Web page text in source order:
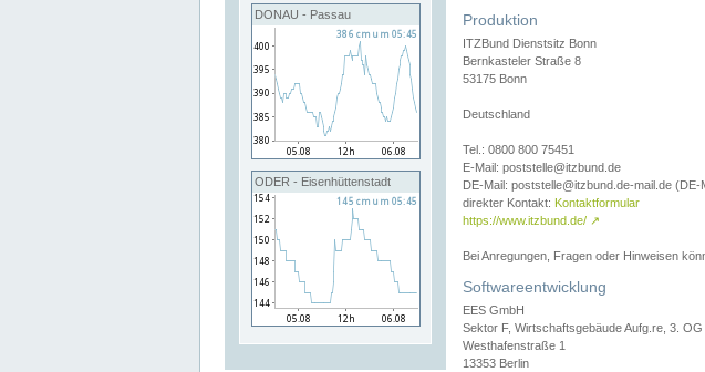
DONAU - Passau
ODER - Eisenhüttenstadt
Produktion
ITZBund Dienstsitz Bonn
Bernkasteler Straße 8
53175 Bonn
Deutschland
Tel.: 0800 800 75451
E-Mail: poststelle@itzbund.de
DE-Mail: poststelle@itzbund.de-mail.de
direkter Kontakt: Kontaktformular
https://www.itzbund.de/ ↗
Bei Anregungen, Fragen oder Hinweisen
Softwareentwicklung
EES GmbH
Sektor F, Wirtschaftsgebäude Aufg.re, 3. OG
Westhafenstraße 1
13353 Berlin